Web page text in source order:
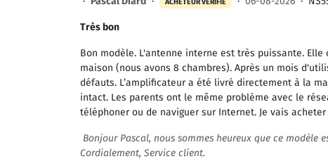
Très bon
Bon modèle. L'antenne interne est très puissante. Elle
maison (nous avons 8 chambres). Après un mois
défauts. L’amplificateur a été livré directement à la
intact. Les parents ont le même problème avec le
téléphoner ou de naviguer sur Internet. Je vais
Bonjour Pascal, nous sommes heureux que ce modèle
Cordialement, Service client.